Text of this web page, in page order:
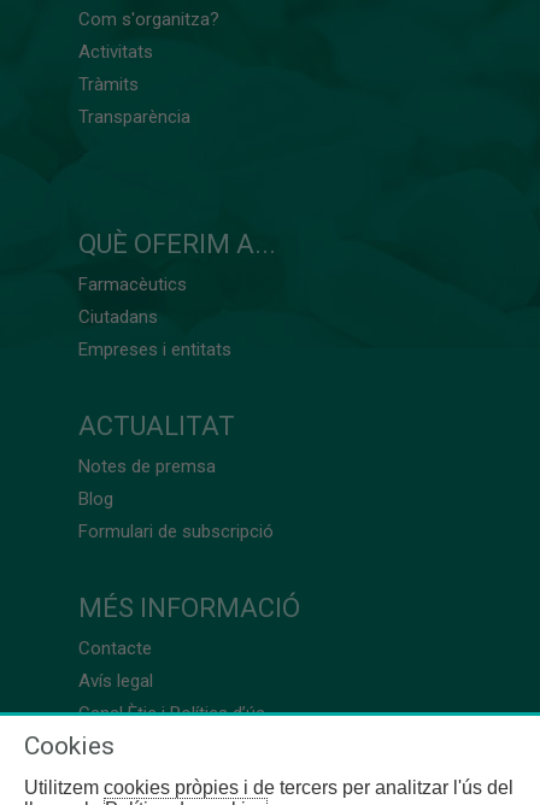
Com s'organitza?
Activitats
Tràmits
Transparència
QUÈ OFERIM A...
Farmacèutics
Ciutadans
Empreses i entitats
ACTUALITAT
Notes de premsa
Blog
Formulari de subscripció
MÉS INFORMACIÓ
Contacte
Avís legal
Canal Ètic i Política d’ús
Cookies
Utilitzem cookies pròpies i de tercers per analitzar l'ús del